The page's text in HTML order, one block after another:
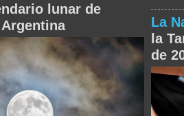
lunar de
La
la
de